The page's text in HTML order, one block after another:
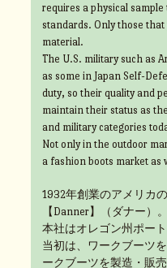
requires a physical
standards. Only those that
material.
The U.S. military such as
as some in Japan Self-
duty, so their quality and
maintain their status as
and military categories
Not only in the outdoor
a fashion boots market as
1932年創業のアメリカ
【Danner】（ダナー）。
本社はオレゴン州ポート
当初は、ワークブーツ
ークブーツを製造・販売